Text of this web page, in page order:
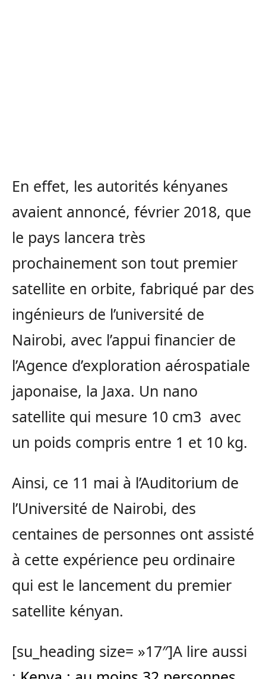
En effet, les autorités kényanes
avaient annoncé, février 2018, que
le pays lancera très
prochainement son tout premier
satellite en orbite, fabriqué par des
ingénieurs de l’université de
Nairobi, avec l’appui financier de
l’Agence d’exploration aérospatiale
japonaise, la Jaxa. Un nano
satellite qui mesure 10 cm3 avec
un poids compris entre 1 et 10 kg.
Ainsi, ce 11 mai à l’Auditorium de
l’Université de Nairobi, des
centaines de personnes ont assisté
à cette expérience peu ordinaire
qui est le lancement du premier
satellite kényan.
[su_heading size= »17″]A lire aussi